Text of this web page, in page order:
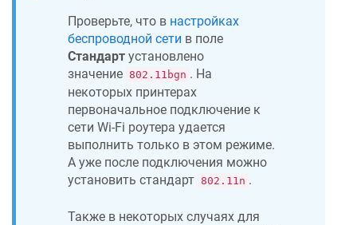
Проверьте, что в настройках
беспроводной сети в поле
Стандарт установлено
значение 802.11bgn . На
некоторых принтерах
первоначальное подключение к
сети Wi-Fi роутера удается
выполнить только в этом режиме.
А уже после подключения можно
установить стандарт 802.11n .
Также в некоторых случаях для